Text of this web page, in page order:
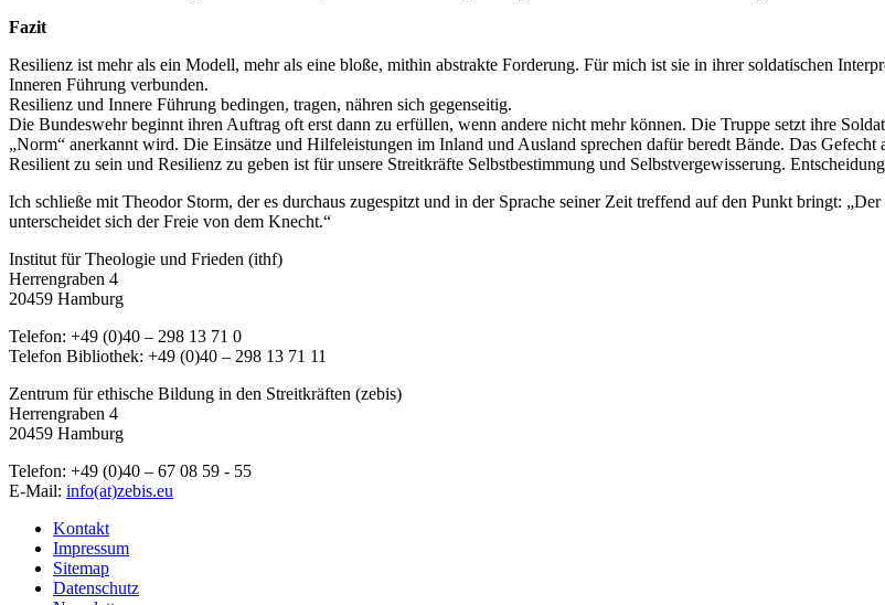
Fazit
Resilienz ist mehr als ein Modell, mehr als eine bloße, mithin abstrakte Forderung. Für mich ist sie in ihrer soldatischen
Inneren Führung verbunden.
Resilienz und Innere Führung bedingen, tragen, nähren sich gegenseitig.
Die Bundeswehr beginnt ihren Auftrag oft erst dann zu erfüllen, wenn andere nicht mehr können. Die Truppe setzt ihre
„Norm“ anerkannt wird. Die Einsätze und Hilfeleistungen im Inland und Ausland sprechen dafür beredt Bände. Das
Resilient zu sein und Resilienz zu geben ist für unsere Streitkräfte Selbstbestimmung und Selbstvergewisserung.
Ich schließe mit Theodor Storm, der es durchaus zugespitzt und in der Sprache seiner Zeit treffend auf den Punkt bringt:
unterscheidet sich der Freie von dem Knecht.“
Institut für Theologie und Frieden (ithf)
Herrengraben 4
20459 Hamburg
Telefon: +49 (0)40 – 298 13 71 0
Telefon Bibliothek: +49 (0)40 – 298 13 71 11
Zentrum für ethische Bildung in den Streitkräften (zebis)
Herrengraben 4
20459 Hamburg
Telefon: +49 (0)40 – 67 08 59 - 55
E-Mail: info(at)zebis.eu
Kontakt
Impressum
Sitemap
Datenschutz